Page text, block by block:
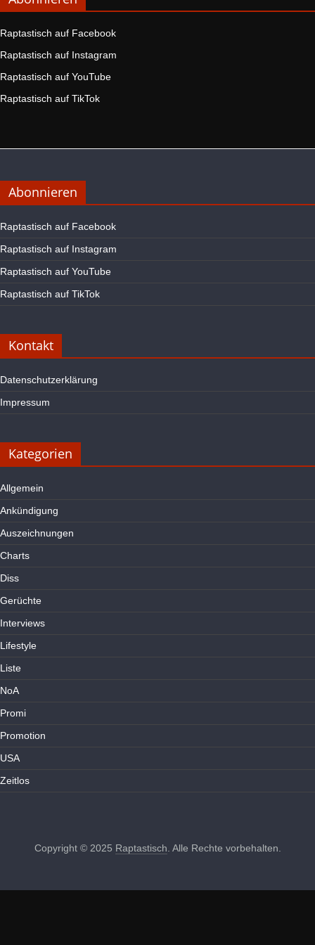
Raptastisch auf Facebook
Raptastisch auf Instagram
Raptastisch auf YouTube
Raptastisch auf TikTok
Abonnieren
Raptastisch auf Facebook
Raptastisch auf Instagram
Raptastisch auf YouTube
Raptastisch auf TikTok
Kontakt
Datenschutzerklärung
Impressum
Kategorien
Allgemein
Ankündigung
Auszeichnungen
Charts
Diss
Gerüchte
Interviews
Lifestyle
Liste
NoA
Promi
Promotion
USA
Zeitlos
Copyright © 2025 Raptastisch . Alle Rechte vorbehalten.